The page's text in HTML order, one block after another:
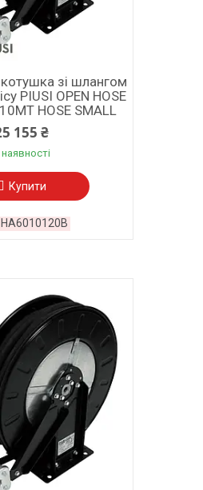
зі шлангом
PIUSI OPEN HOSE
HOSE SMALL
155 ₴
Купити
HA6010120B